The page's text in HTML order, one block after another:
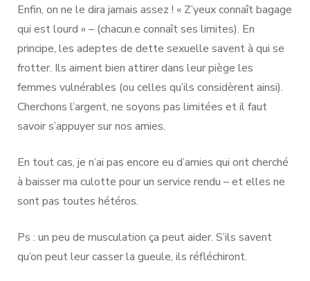
Enfin, on ne le dira jamais assez ! « Z’yeux connaît bagage
qui est lourd » – (chacun.e connaît ses limites). En
principe, les adeptes de dette sexuelle savent à qui se
frotter. Ils aiment bien attirer dans leur piège les
femmes vulnérables (ou celles qu’ils considèrent ainsi).
Cherchons l’argent, ne soyons pas limitées et il faut
savoir s’appuyer sur nos amies.
En tout cas, je n’ai pas encore eu d’amies qui ont cherché
à baisser ma culotte pour un service rendu – et elles ne
sont pas toutes hétéros.
Ps : un peu de musculation ça peut aider. S’ils savent
qu’on peut leur casser la gueule, ils réfléchiront.